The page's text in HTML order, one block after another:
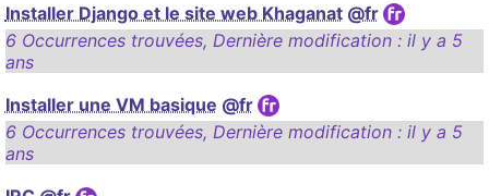
Installer Django et le site web Khaganat @fr
6 Occurrences trouvées, Dernière modification : il y a 5
ans
Installer une VM basique @fr
6 Occurrences trouvées, Dernière modification : il y a 5
ans